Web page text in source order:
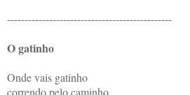
-----------------------------------------------
O gatinho
Onde vais gatinho
correndo pelo caminho